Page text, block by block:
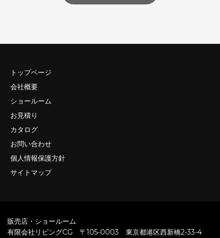
トップページ
会社概要
ショールーム
お見積り
カタログ
お問い合わせ
個人情報保護方針
サイトマップ
販売店・ショールーム
有限会社リビングCG 〒105-0003 東京都港区西新橋2-33-4